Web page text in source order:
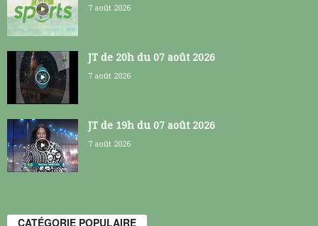
7 août 2026
JT de 20h du 07 août 2026
7 août 2026
JT de 19h du 07 août 2026
7 août 2026
CATÉGORIE POPULAIRE